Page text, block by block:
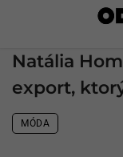
Natália
export,
MÓDA